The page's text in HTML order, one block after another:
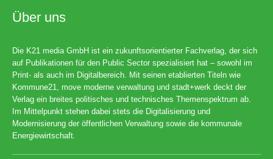
Über uns
Die K21 media GmbH ist ein zukunftsorientierter Fachverlag, der sich
auf Publikationen für den Public Sector spezialisiert hat – sowohl im
Print- als auch im Digitalbereich. Mit seinen etablierten Titeln wie
Kommune21, move moderne verwaltung und stadt+werk deckt der
Verlag ein breites politisches und technisches Themenspektrum ab.
Im Mittelpunkt stehen dabei stets die Digitalisierung und
Modernisierung der öffentlichen Verwaltung sowie die kommunale
Energiewirtschaft.